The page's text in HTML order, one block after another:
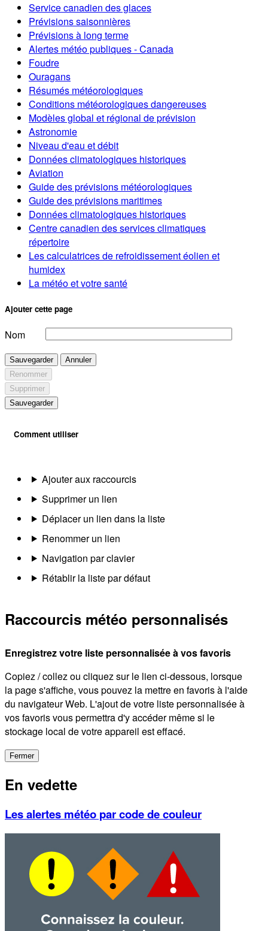
Service canadien des glaces
Prévisions saisonnières
Prévisions à long terme
Alertes météo publiques - Canada
Foudre
Ouragans
Résumés météorologiques
Conditions météorologiques dangereuses
Modèles global et régional de prévision
Astronomie
Niveau d'eau et débit
Données climatologiques historiques
Aviation
Guide des prévisions météorologiques
Guide des prévisions maritimes
Données climatologiques historiques
Centre canadien des services climatiques
répertoire
Les calculatrices de refroidissement éolien et
humidex
La météo et votre santé
Ajouter cette page
Nom
Sauvegarder
Annuler
Renommer
Supprimer
Sauvegarder
Comment utiliser
Ajouter aux raccourcis
Supprimer un lien
Déplacer un lien dans la liste
Renommer un lien
Navigation par clavier
Rétablir la liste par défaut
Raccourcis météo personnalisés
Enregistrez votre liste personnalisée à vos favoris
Copiez / collez ou cliquez sur le lien ci-dessous, lorsque
la page s'affiche, vous pouvez la mettre en favoris à l'aide
du navigateur Web. L'ajout de votre liste personnalisée à
vos favoris vous permettra d'y accéder même si le
stockage local de votre appareil est effacé.
Fermer
En vedette
Les alertes météo par code de couleur